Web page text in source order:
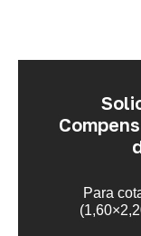
Para